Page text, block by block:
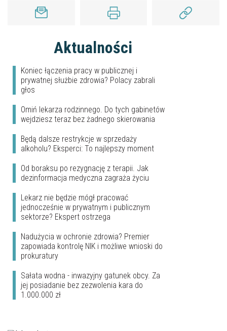
Aktualności
Koniec łączenia pracy w publicznej i
prywatnej służbie zdrowia? Polacy zabrali
głos
Omiń lekarza rodzinnego. Do tych gabinetów
wejdziesz teraz bez żadnego skierowania
Będą dalsze restrykcje w sprzedaży
alkoholu? Eksperci: To najlepszy moment
Od boraksu po rezygnację z terapii. Jak
dezinformacja medyczna zagraża życiu
Lekarz nie będzie mógł pracować
jednocześnie w prywatnym i publicznym
sektorze? Ekspert ostrzega
Nadużycia w ochronie zdrowia? Premier
zapowiada kontrolę NIK i możliwe wnioski do
prokuratury
Sałata wodna - inwazyjny gatunek obcy. Za
jej posiadanie bez zezwolenia kara do
1.000.000 zł